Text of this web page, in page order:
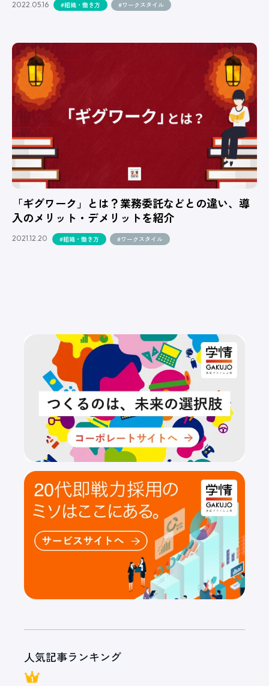
2022.05.16 #組織・働き方 #ワークスタイル
「ギグワーク」とは？業務委託などとの違い、導
入のメリット・デメリットを紹介
2021.12.20 #組織・働き方 #ワークスタイル
人気記事ランキング